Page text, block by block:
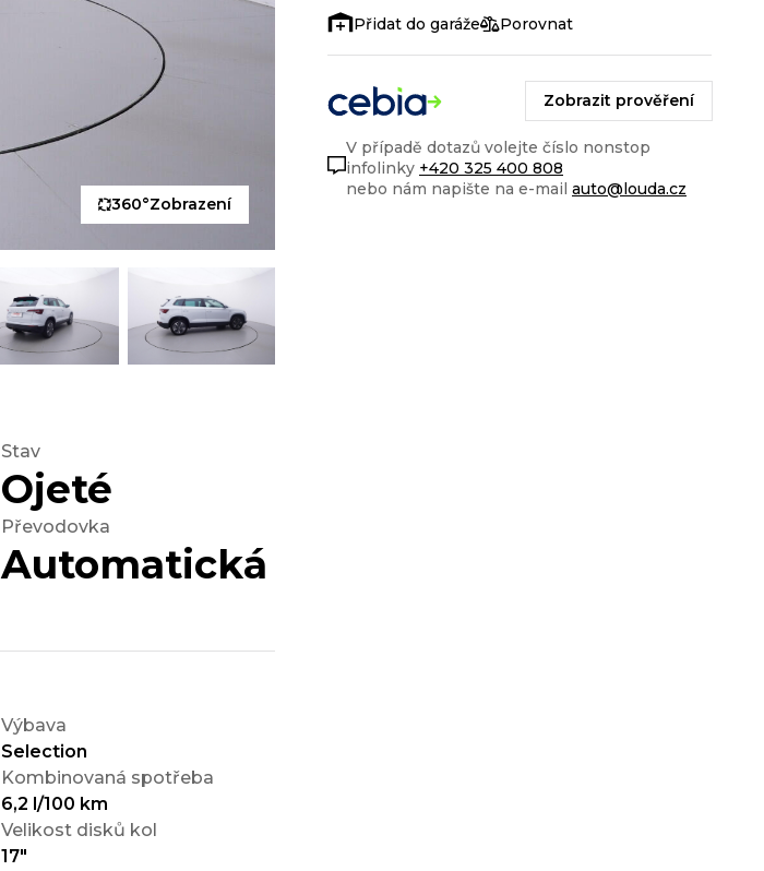
360°Zobrazení
Stav
Ojeté
Převodovka
Automatická
Výbava
Selection
Kombinovaná spotřeba
6,2 l/100 km
Velikost disků kol
17"
Porovnat
Zobrazit prověření
V případě dotazů volejte číslo nonstop
infolinky +420 325 400 808
nebo nám napište na e-mail auto@louda.cz